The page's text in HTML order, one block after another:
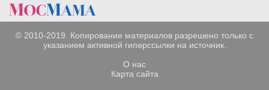
© 2010-2019. Копирование материалов разрешено только с
указанием активной гиперссылки на источник.
О нас
Карта сайта